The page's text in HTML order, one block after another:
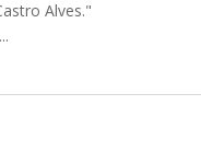
de Castro Alves."